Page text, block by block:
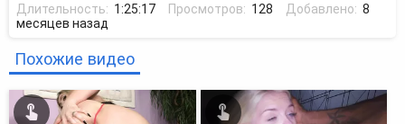
Длительность: 1:25:17 Просмотров: 128 Добавлено: 8
месяцев назад
Похожие видео